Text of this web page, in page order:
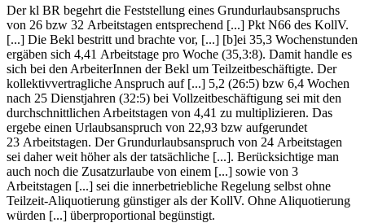
Derkl BR begehrt die Feststellung eines Grundurlaubsanspruchs
von 26 bzw 32 Arbeitstagen entsprechend [...] Pkt N66 des KollV.
[...] Die Bekl bestritt und brachte vor, [...] [b]ei 35,3 Wochenstunden
ergäben sich 4,41 Arbeitstage pro Woche (35,3:8). Damit handle es
sich bei den ArbeiterInnen der Bekl um Teilzeitbeschäftigte. Der
kollektivvertragliche Anspruch auf [...] 5,2 (26:5) bzw 6,4 Wochen
nach 25 Dienstjahren (32:5) bei Vollzeitbeschäftigung sei mit den
durchschnittlichen Arbeitstagen von 4,41 zu multiplizieren. Das
ergebe einen Urlaubsanspruch von 22,93 bzw aufgerundet
23 Arbeitstagen. Der Grundurlaubsanspruch von 24 Arbeitstagen
sei daher weit höher als der tatsächliche [...]. Berücksichtige man
auch noch die Zusatzurlaube von einem [...] sowie von 3
Arbeitstagen [...] sei die innerbetriebliche Regelung selbst ohne
Teilzeit-Aliquotierung günstiger als der KollV. Ohne Aliquotierung
würden [...] überproportional begünstigt.